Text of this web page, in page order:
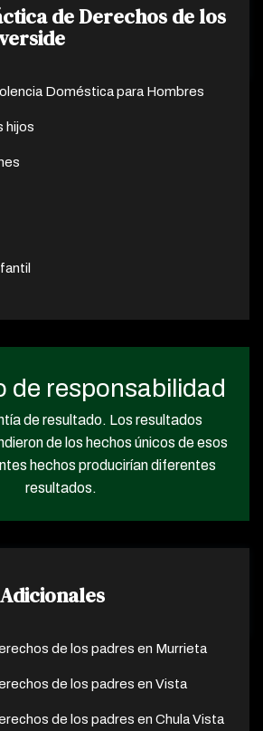
de Derechos de los
Doméstica para Hombres
hijos
de responsabilidad
de resultado. Los resultados
de los hechos únicos de esos
hechos producirían diferentes
resultados.
de los padres en Murrieta
de los padres en Vista
de los padres en Chula Vista